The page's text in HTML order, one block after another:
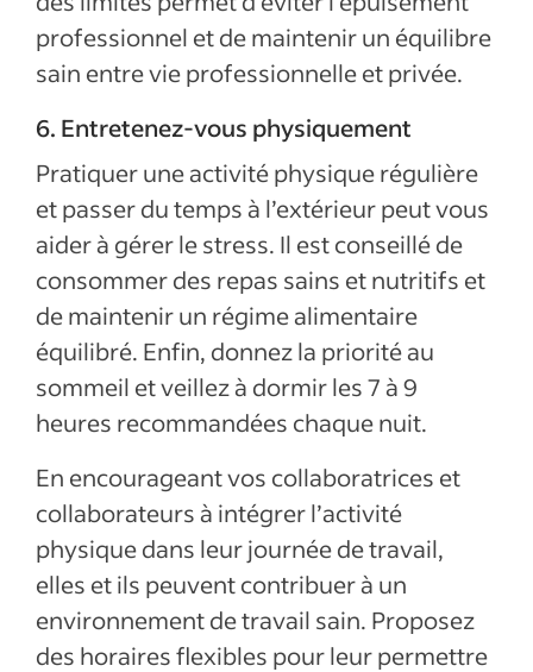
professionnel et de maintenir un équilibre
sain entre vie professionnelle et privée.
6. Entretenez-vous physiquement
Pratiquer une activité physique régulière
et passer du temps à l’extérieur peut vous
aider à gérer le stress. Il est conseillé de
consommer des repas sains et nutritifs et
de maintenir un régime alimentaire
équilibré. Enfin, donnez la priorité au
sommeil et veillez à dormir les 7 à 9
heures recommandées chaque nuit.
En encourageant vos collaboratrices et
collaborateurs à intégrer l’activité
physique dans leur journée de travail,
elles et ils peuvent contribuer à un
environnement de travail sain. Proposez
des horaires flexibles pour leur permettre